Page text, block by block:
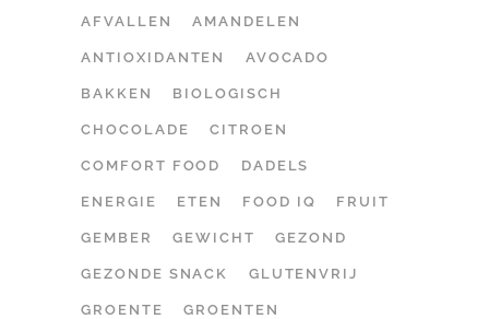
AFVALLEN AMANDELEN
ANTIOXIDANTEN AVOCADO
BAKKEN BIOLOGISCH
CHOCOLADE CITROEN
COMFORT FOOD DADELS
ENERGIE ETEN FOOD IQ FRUIT
GEMBER GEWICHT GEZOND
GEZONDE SNACK GLUTENVRIJ
GROENTE GROENTEN